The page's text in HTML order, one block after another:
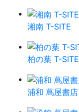
湘南 T-SITE
柏の葉 T-SITE
浦和 蔦屋書店